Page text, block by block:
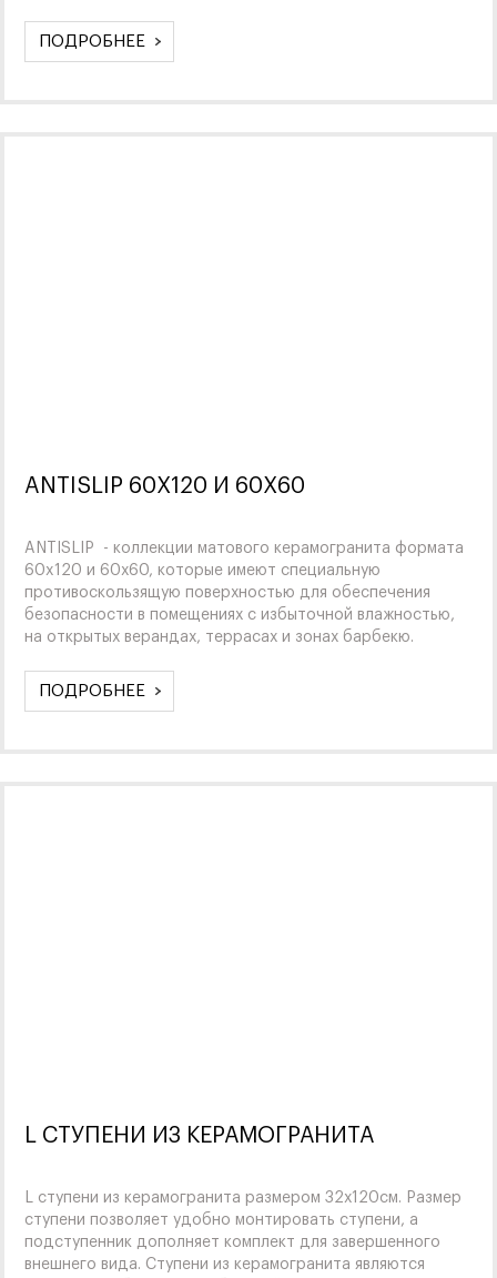
ПОДРОБНЕЕ
ANTISLIP 60X120 И 60Х60
ANTISLIP - коллекции матового керамогранита формата
60x120 и 60х60, которые имеют специальную
противоскользящую поверхностью для обеспечения
безопасности в помещениях с избыточной влажностью,
на открытых верандах, террасах и зонах барбекю.
ПОДРОБНЕЕ
L СТУПЕНИ ИЗ КЕРАМОГРАНИТА
L ступени из керамогранита размером 32х120см. Размер
ступени позволяет удобно монтировать ступени, а
подступенник дополняет комплект для завершенного
внешнего вида. Ступени из керамогранита являются